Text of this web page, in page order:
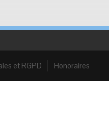
et RGPD Honoraires